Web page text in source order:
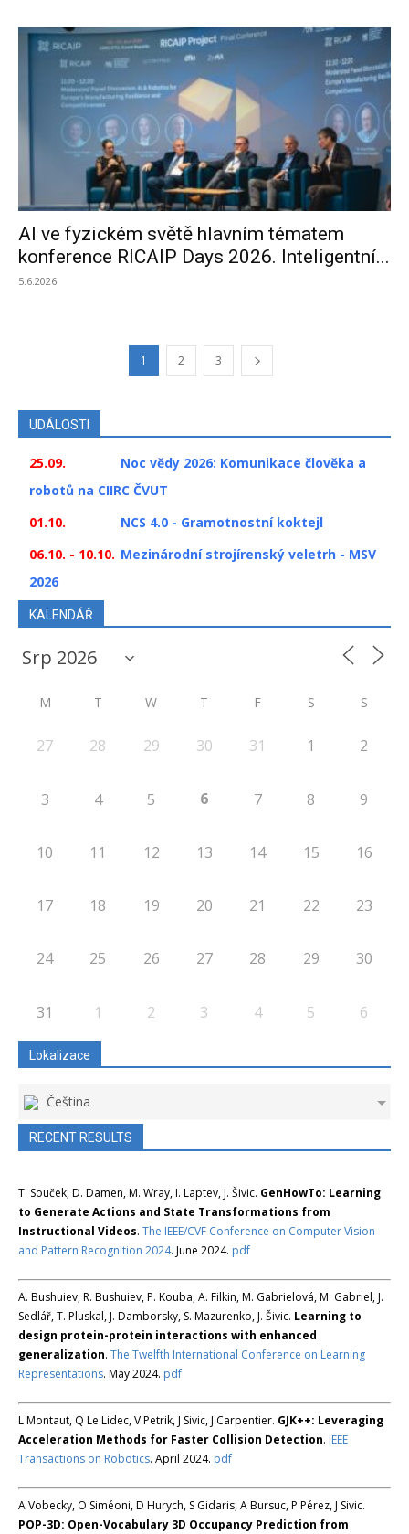
AI ve fyzickém světě hlavním tématem
konference RICAIP Days 2026. Inteligentní...
5.6.2026
1 2 3
UDÁLOSTI
25.09.
Noc vědy 2026: Komunikace člověka a
robotů na CIIRC ČVUT
01.10.
NCS 4.0 - Gramotnostní koktejl
06.10. - 10.10. Mezinárodní strojírenský veletrh - MSV
2026
KALENDÁŘ
M T W T F S S
27 28 29 30 31 1 2
3 4 5 6 7 8 9
10 11 12 13 14 15 16
17 18 19 20 21 22 23
24 25 26 27 28 29 30
31 1 2 3 4 5 6
Lokalizace
Čeština
RECENT RESULTS
T. Souček, D. Damen, M. Wray, I. Laptev, J. Šivic. GenHowTo: Learning
to Generate Actions and State Transformations from
Instructional Videos. The IEEE/CVF Conference on Computer Vision
and Pattern Recognition 2024. June 2024. pdf
A. Bushuiev, R. Bushuiev, P. Kouba, A. Filkin, M. Gabrielová, M. Gabriel, J.
Sedlář, T. Pluskal, J. Damborsky, S. Mazurenko, J. Šivic. Learning to
design protein-protein interactions with enhanced
generalization. The Twelfth International Conference on Learning
Representations. May 2024. pdf
L Montaut, Q Le Lidec, V Petrik, J Sivic, J Carpentier. GJK++: Leveraging
Acceleration Methods for Faster Collision Detection. IEEE
Transactions on Robotics. April 2024. pdf
A Vobecky, O Siméoni, D Hurych, S Gidaris, A Bursuc, P Pérez, J Sivic.
POP-3D: Open-Vocabulary 3D Occupancy Prediction from